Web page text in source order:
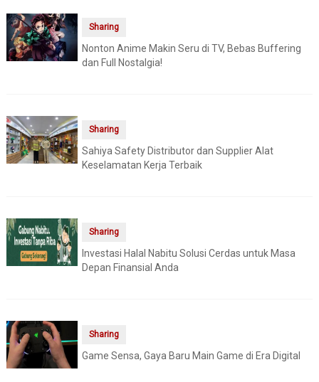
Sharing
Nonton Anime Makin Seru di TV, Bebas Buffering
dan Full Nostalgia!
Sharing
Sahiya Safety Distributor dan Supplier Alat
Keselamatan Kerja Terbaik
Sharing
Investasi Halal Nabitu Solusi Cerdas untuk Masa
Depan Finansial Anda
Sharing
Game Sensa, Gaya Baru Main Game di Era Digital